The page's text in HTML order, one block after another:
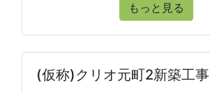
もっと見る
(仮称)クリオ元町2新築工事